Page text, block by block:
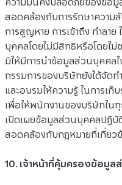
สอดคล้องกับการรักษาควา
การสูญหาย การเข้าถึง ทำลา
บุคคลโดยไม่มีสิทธิหรือโดยไ
มิให้มีการนำข้อมูลส่วนบุคคล
กรรมการของบริษัทยังได้จัด
และอบรมให้ความรู้ ในการเ
เพื่อให้พนักงานของบริษัทใน
เปิดเผยข้อมูลส่วนบุคคลปฏิบั
สอดคล้องกับกฎหมายที่เกี่ยว
10. เจ้าหน้าที่คุ้มครองข้อมูล